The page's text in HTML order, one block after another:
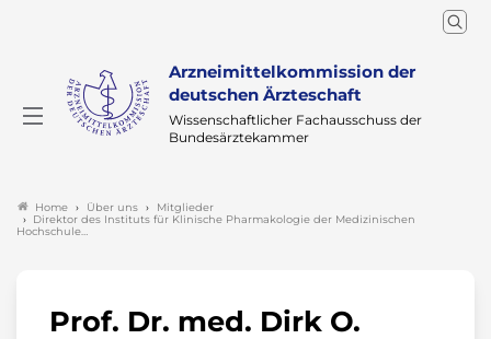
Arzneimittelkommission der
deutschen Ärzteschaft
Wissenschaftlicher Fachausschuss der
Bundesärztekammer
Home Über uns
Mitglieder
Direktor des Instituts für Klinische Pharmakologie der Medizinischen
Hochschule…
Prof. Dr. med. Dirk O.